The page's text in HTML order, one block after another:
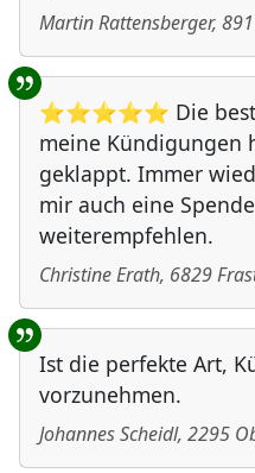
Martin Rattensberger,
⭐⭐⭐⭐⭐ Die
meine Kündigungen
geklappt. Immer
mir auch eine
weiterempfehlen.
Christine Erath, 6829
Ist die perfekte Art,
vorzunehmen.
Johannes Scheidl, 2295